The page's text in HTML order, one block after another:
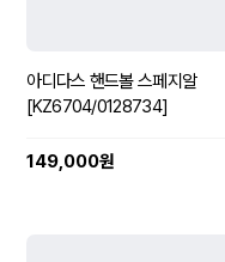
아디다스 핸드볼 스페지알
[KZ6704/0128734]
149,000원